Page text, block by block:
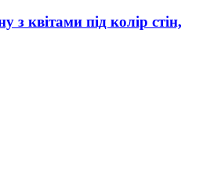
з квітами під колір стін,